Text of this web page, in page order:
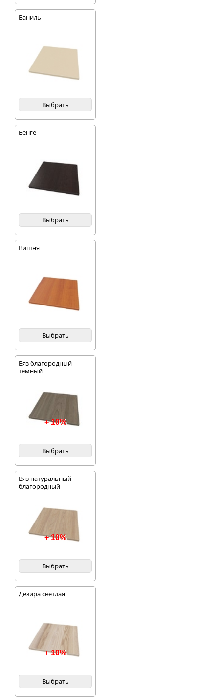
Ваниль
Выбрать
Венге
Выбрать
Вишня
Выбрать
Вяз благородный
темный
+ 10%
Выбрать
Вяз натуральный
благородный
+ 10%
Выбрать
Дезира светлая
+ 10%
Выбрать